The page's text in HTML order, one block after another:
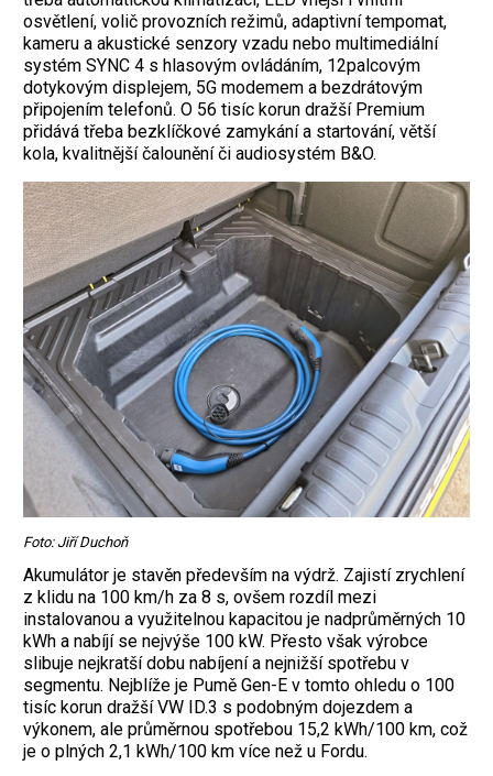
osvětlení, volič provozních režimů, adaptivní tempomat,
kameru a akustické senzory vzadu nebo multimediální
systém SYNC 4 s hlasovým ovládáním, 12palcovým
dotykovým displejem, 5G modemem a bezdrátovým
připojením telefonů. O 56 tisíc korun dražší Premium
přidává třeba bezklíčkové zamykání a startování, větší
kola, kvalitnější čalounění či audiosystém B&O.
Foto: Jiří Duchoň
Akumulátor je stavěn především na výdrž. Zajistí zrychlení
z klidu na 100 km/h za 8 s, ovšem rozdíl mezi
instalovanou a využitelnou kapacitou je nadprůměrných 10
kWh a nabíjí se nejvýše 100 kW. Přesto však výrobce
slibuje nejkratší dobu nabíjení a nejnižší spotřebu v
segmentu. Nejblíže je Pumě Gen-E v tomto ohledu o 100
tisíc korun dražší VW ID.3 s podobným dojezdem a
výkonem, ale průměrnou spotřebou 15,2 kWh/100 km, což
je o plných 2,1 kWh/100 km více než u Fordu.